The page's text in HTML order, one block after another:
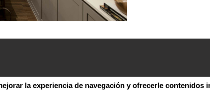
la experiencia de navegación y ofrecerle contenidos